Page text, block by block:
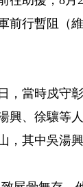
行暫阻（維
當時戍守
興、徐驤等
，其中吳湯